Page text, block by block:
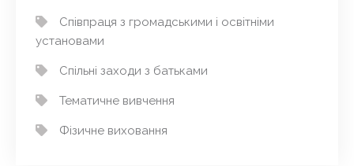
Співпраця з громадськими і освітніми
установами
Спільні заходи з батьками
Тематичне вивчення
Фізичне виховання